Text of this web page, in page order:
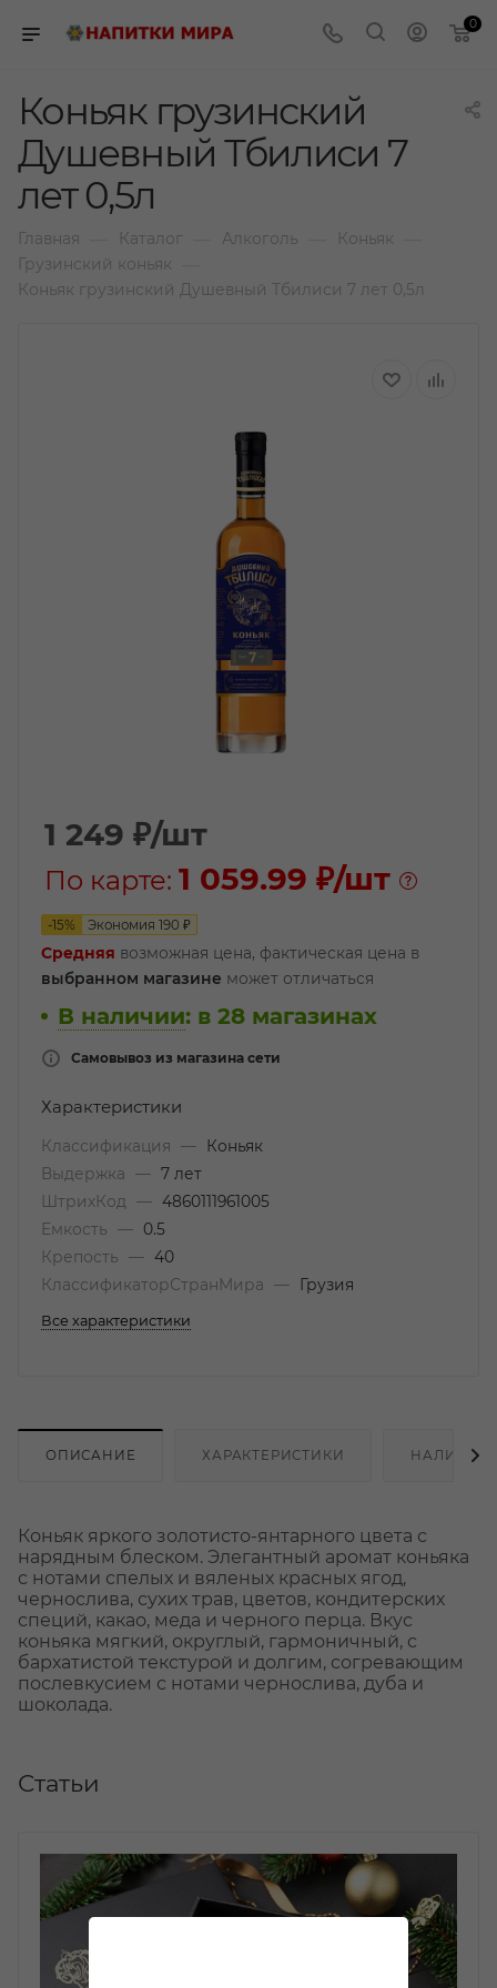
0
Коньяк грузинский
Душевный Тбилиси 7
лет 0,5л
Главная Каталог Алкоголь Коньяк
Грузинский коньяк
Коньяк грузинский Душевный Тбилиси 7 лет 0,5л
1 249 ₽/шт
По карте: 1 059.99 ₽/шт
-15% Экономия 190 ₽
Средняя возможная цена, фактическая цена в
выбранном магазине может отличаться
В наличии: в 28 магазинах
Самовывоз из магазина сети
Характеристики
Классификация —
Коньяк
Выдержка
— 7 лет
ШтрихКод
— 4860111961005
Емкость
—
0.5
Крепость
— 40
КлассификаторСтранМира
— Грузия
Все характеристики
ОПИСАНИЕ ХАРАКТЕРИСТИКИ НАЛИЧИЕ
Коньяк яркого золотисто-янтарного цвета с
нарядным блеском. Элегантный аромат коньяка
с нотами спелых и вяленых красных ягод,
чернослива, сухих трав, цветов, кондитерских
специй, какао, меда и черного перца. Вкус
коньяка мягкий, округлый, гармоничный, с
бархатистой текстурой и долгим, согревающим
послевкусием с нотами чернослива, дуба и
шоколада.
Статьи